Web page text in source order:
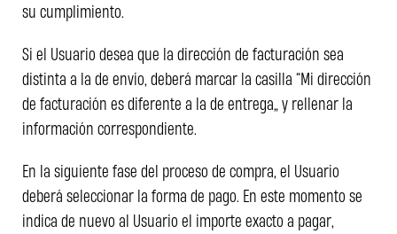
su cumplimiento.
Si el Usuario desea que la dirección de facturación sea
distinta a la de envío, deberá marcar la casilla “Mi dirección
de facturación es diferente a la de entrega” y rellenar la
información correspondiente.
En la siguiente fase del proceso de compra, el Usuario
deberá seleccionar la forma de pago. En este momento se
indica de nuevo al Usuario el importe exacto a pagar,